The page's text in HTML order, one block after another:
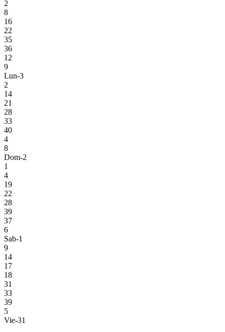
2
8
16
22
35
36
12
9
Lun-3
2
14
21
28
33
40
4
8
Dom-2
1
4
19
22
28
39
37
6
Sab-1
9
14
17
18
31
33
39
5
Vie-31